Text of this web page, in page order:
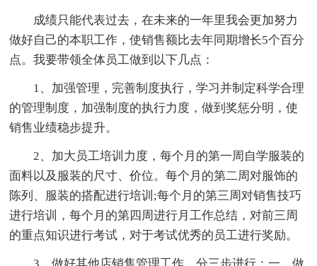
成绩只能代表过去，在未来的一年里我会更加努力
做好自己的本职工作，使销售额比去年同期增长5个百分
点。我要带领全体员工做到以下几点：
1、加强管理，完善制度执行，学习并制定科学合理
的管理制度，加强制度的执行力度，做到奖惩分明，使
销售业绩稳步提升。
2、加大员工培训力度，每个月的第一周自学服装的
面料以及服装的尺寸、价位。每个月的第二周对服饰的
陈列、服装的搭配进行培训;每个月的第三周对销售技巧
进行培训，每个月的第四周进行月工作总结，对前三周
的重点知识进行考试，对于考试优秀的员工进行奖励。